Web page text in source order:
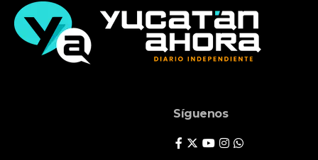
Síguenos